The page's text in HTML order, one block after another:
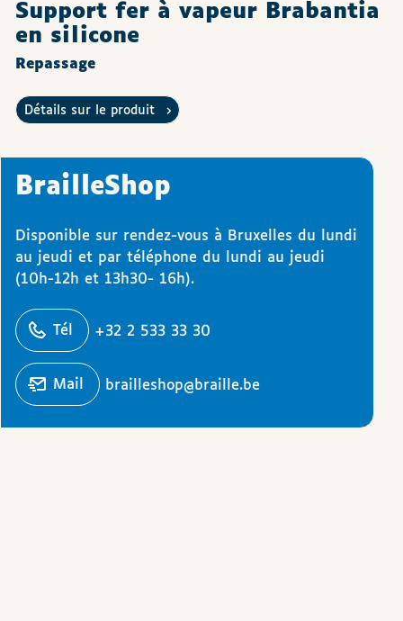
Support fer à vapeur Brabantia
en silicone
Repassage
Détails sur le produit
BrailleShop
Disponible sur rendez-vous à Bruxelles du lundi
au jeudi et par téléphone du lundi au jeudi
(10h-12h et 13h30- 16h).
Tél éphoner
+32 2 533 33 30
Écrire un
mail brailleshop@braille.be